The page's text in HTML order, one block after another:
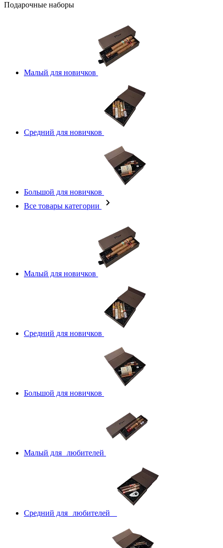
Подарочные наборы
Малый для новичков
Средний для новичков
Большой для новичков
Все товары категории
Малый для новичков
Средний для новичков
Большой для новичков
Малый для любителей
Средний для любителей